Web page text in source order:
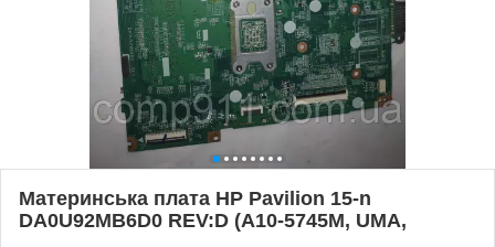
Материнська плата HP Pavilion 15-n
DA0U92MB6D0 REV:D (A10-5745M, UMA,